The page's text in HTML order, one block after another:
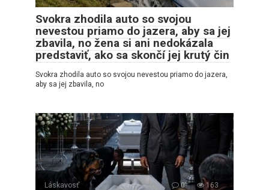
Svokra zhodila auto so svojou
nevestou priamo do jazera, aby sa jej
zbavila, no žena si ani nedokázala
predstaviť, ako sa skončí jej krutý čin
Svokra zhodila auto so svojou nevestou priamo do jazera,
aby sa jej zbavila, no
Láskavosť 0 163